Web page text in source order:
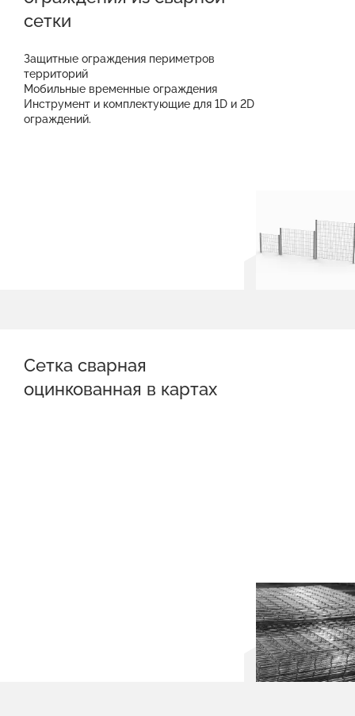
сетки
Защитные ограждения периметров
территорий
Мобильные временные ограждения
Инструмент и комплектующие для 1D и 2D
ограждений.
Сетка сварная
оцинкованная в картах